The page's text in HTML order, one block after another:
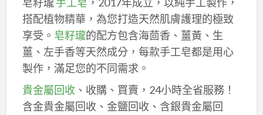
搭配植物精華，為您打造天然肌膚護理的極致
享受。 皂籽瓏的配方包含海茴香、薑黃、生
薑、左手香等天然成分，每款手工皂都是用心
製作，滿足您的不同需求。
貴金屬回收、收購、買賣，24小時全省服務！
含金貴金屬回收、金鹽回收、含銀貴金屬回